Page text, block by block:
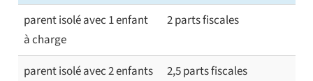
parent isolé avec 1 enfant
à charge
2 parts fiscales
parent isolé avec 2 enfants
2,5 parts fiscales